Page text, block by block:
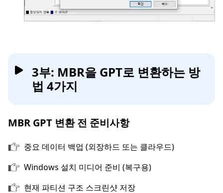
3부: MBR을 GPT로 변환하는 방
법 4가지
MBR GPT 변환 전 준비사항
중요 데이터 백업 (외장하드 또는 클라우드)
Windows 설치 미디어 준비 (복구용)
현재 파티션 구조 스크린샷 저장